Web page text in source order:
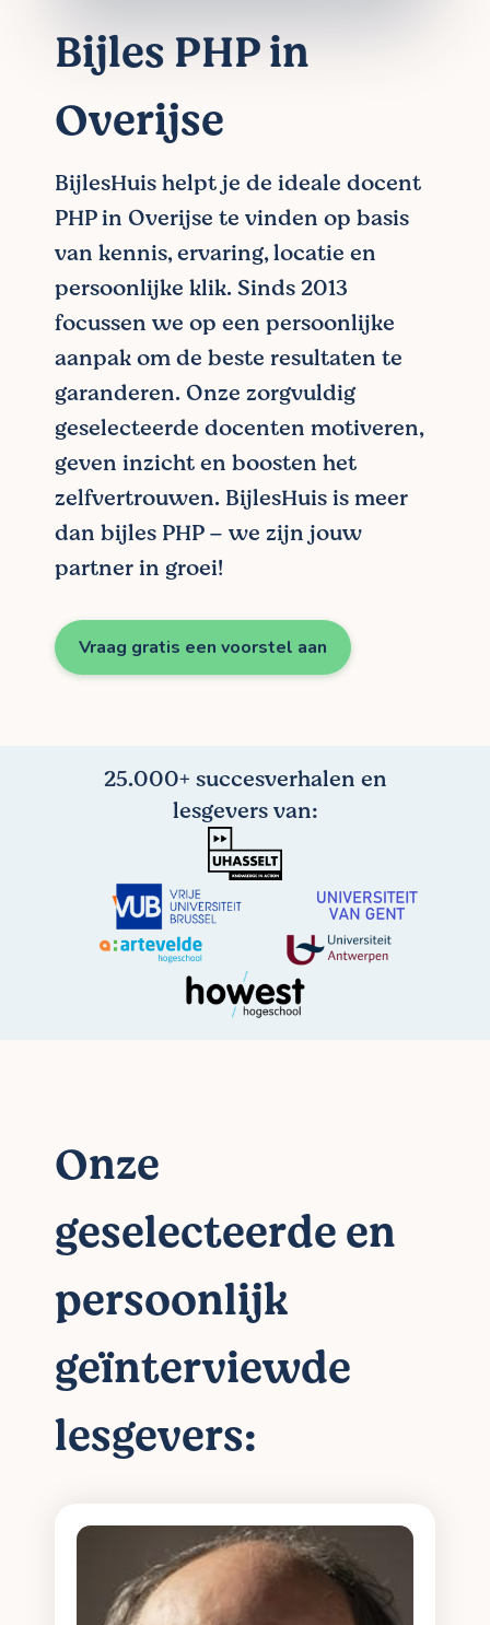
Bijles PHP in
Overijse
BijlesHuis helpt je de ideale docent
PHP in Overijse te vinden op basis
van kennis, ervaring, locatie en
persoonlijke klik. Sinds 2013
focussen we op een persoonlijke
aanpak om de beste resultaten te
garanderen. Onze zorgvuldig
geselecteerde docenten motiveren,
geven inzicht en boosten het
zelfvertrouwen. BijlesHuis is meer
dan bijles PHP – we zijn jouw
partner in groei!
Vraag gratis een voorstel aan
25.000+ succesverhalen en
lesgevers van:
Onze
geselecteerde en
persoonlijk
geïnterviewde
lesgevers: